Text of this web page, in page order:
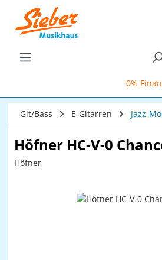
Zum Hauptinhalt springen
0%
Git/Bass E-Gitarren Jazz-
Höfner HC-V-0
Höfner
Bildergalerie überspringen